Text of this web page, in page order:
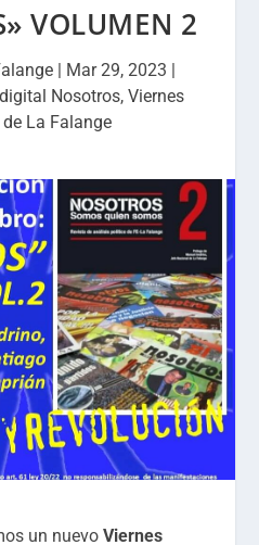
VOLUMEN 2
| Mar 29, 2023 |
Nosotros, Viernes
La Falange
un nuevoViernes